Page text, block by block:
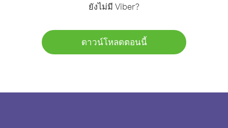
ยังไม่มี Viber?
ดาวน์โหลดตอนนี้